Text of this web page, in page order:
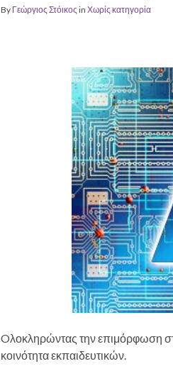
By Γεώργιος Στόικος in Χωρίς κατηγορία
Oλοκληρώντας την επιμόρφωση
κοινότητα εκπαιδευτικών.